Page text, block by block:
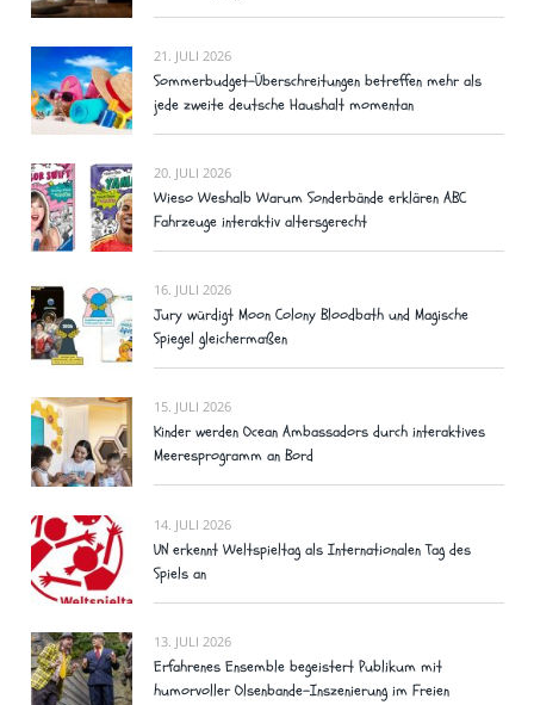
21. JULI 2026
Sommerbudget-Überschreitungen betreffen mehr als
jede zweite deutsche Haushalt momentan
20. JULI 2026
Wieso Weshalb Warum Sonderbände erklären ABC
Fahrzeuge interaktiv altersgerecht
16. JULI 2026
Jury würdigt Moon Colony Bloodbath und Magische
Spiegel gleichermaßen
15. JULI 2026
Kinder werden Ocean Ambassadors durch interaktives
Meeresprogramm an Bord
14. JULI 2026
UN erkennt Weltspieltag als Internationalen Tag des
Spiels an
13. JULI 2026
Erfahrenes Ensemble begeistert Publikum mit
humorvoller Olsenbande-Inszenierung im Freien